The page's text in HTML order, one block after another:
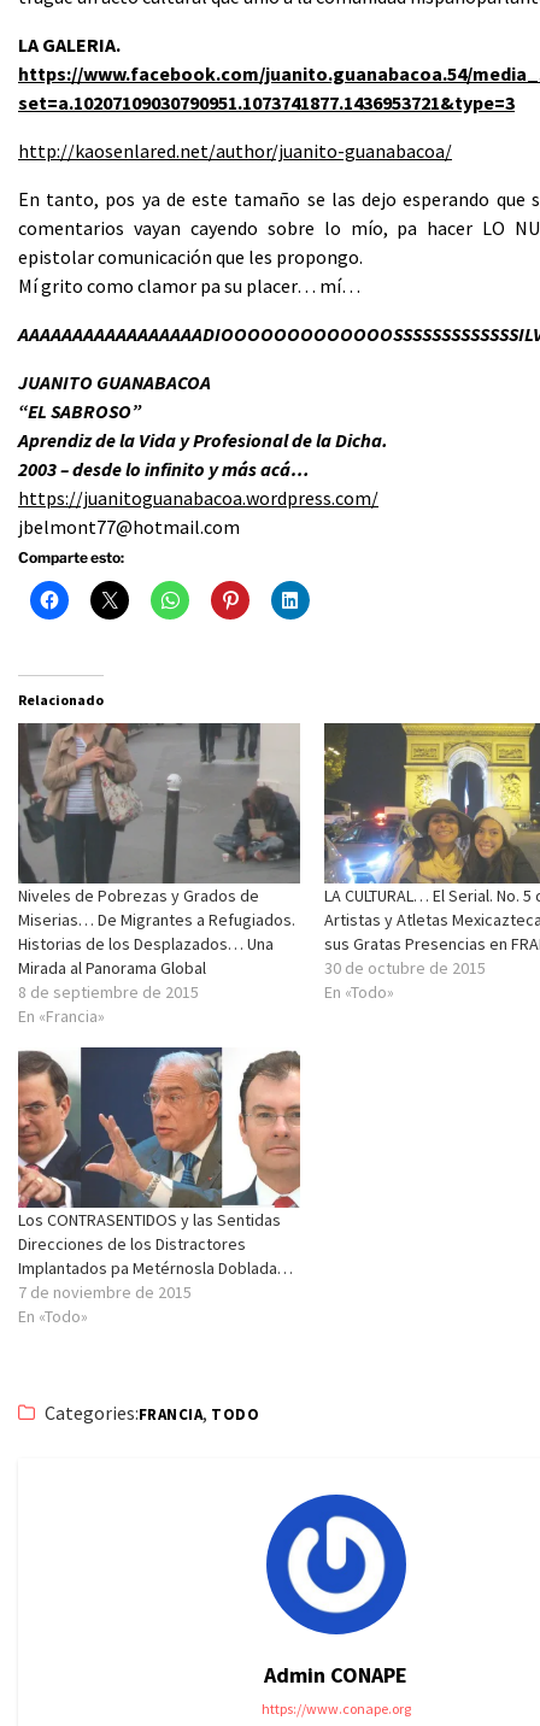
LA GALERIA.
https://www.facebook.com/juanito.guanabacoa.54/
set=a.10207109030790951.1073741877.1436953721&type=3
http://kaosenlared.net/author/juanito-guanabacoa/
En tanto, pos ya de este tamaño se las dejo esperando que
comentarios vayan cayendo sobre lo mío, pa hacer LO
epistolar comunicación que les propongo.
Mí grito como clamor pa su placer… mí…
JUANITO GUANABACOA
“EL SABROSO”
Aprendiz de la Vida y Profesional de la Dicha.
2003 – desde lo infinito y más acá…
https://juanitoguanabacoa.wordpress.com/
jbelmont77@hotmail.com
Comparte esto:
Relacionado
Niveles de Pobrezas y Grados de
Miserias… De Migrantes a Refugiados.
Historias de los Desplazados… Una
Mirada al Panorama Global
8 de septiembre de 2015
En «Francia»
LA CULTURAL… El Serial. No. 5
Artistas y Atletas
sus Gratas Presencias en
30 de octubre de 2015
En «Todo»
Los CONTRASENTIDOS y las Sentidas
Direcciones de los Distractores
Implantados pa Metérnosla Doblada…
7 de noviembre de 2015
En «Todo»
Categories:FRANCIA, TODO
Admin CONAPE
https://www.conape.org